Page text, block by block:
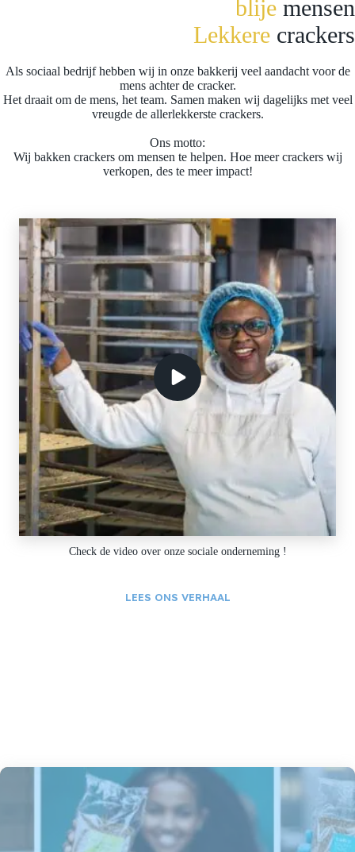
blije mensen
Lekkere crackers
Als sociaal bedrijf hebben wij in onze bakkerij veel aandacht voor de
mens achter de cracker.
Het draait om de mens, het team. Samen maken wij dagelijks met veel
vreugde de allerlekkerste crackers.
Ons motto:
Wij bakken crackers om mensen te helpen. Hoe meer crackers wij
verkopen, des te meer impact!
Check de video over onze sociale onderneming !
LEES ONS VERHAAL